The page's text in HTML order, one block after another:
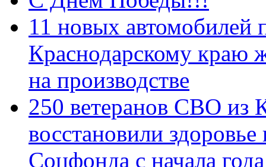
11 новых автомобилей
Краснодарскому краю
на производстве
250 ветеранов СВО из
восстановили
Соцфонда с начала года